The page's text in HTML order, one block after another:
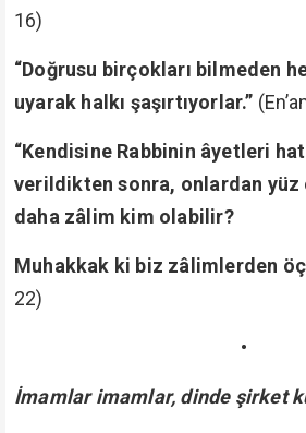
16)
“Doğrusu birçokları bilmeden
uyarak halkı şaşırtıyorlar.”
“Kendisine Rabbinin âyetleri
verildikten sonra, onlardan yüz
daha zâlim kim olabilir?
Muhakkak ki biz zâlimlerden öç
22)
•
İmamlar imamlar, dinde şirket